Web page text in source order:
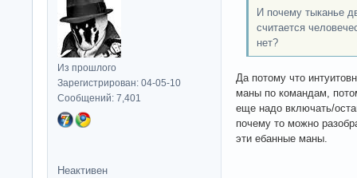
Из прошлого
Зарегистрирован: 04-05-10
Сообщений: 7,401
И почему тыканье
считается
нет?
Да потому что
маны по командам,
еще надо включать/
почему то можно
эти ебанные маны.
Неактивен